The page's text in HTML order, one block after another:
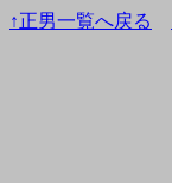
↑正男一覧へ戻る